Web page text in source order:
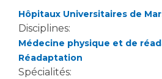
Hôpitaux Universitaires de
Disciplines:
Médecine physique et de
Réadaptation
Spécialités: